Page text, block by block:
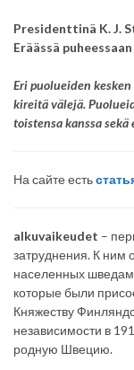
Presidenttinä K. J.
Eräässä
Eri puolueiden
kireitä välejä.
toistensa kanssa
На сайте есть
alkuvaikeudet –
затруднения. К ним
населенных
которые были
Княжеству
независимости в
родную Швецию.